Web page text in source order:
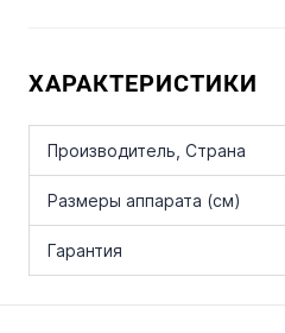
ХАРАКТЕРИСТИКИ
Производитель, Страна
Размеры аппарата (см)
Гарантия